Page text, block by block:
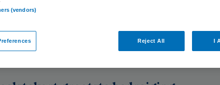
voor het vak moet topprioriteit zijn.
(vendors)
Reject All I